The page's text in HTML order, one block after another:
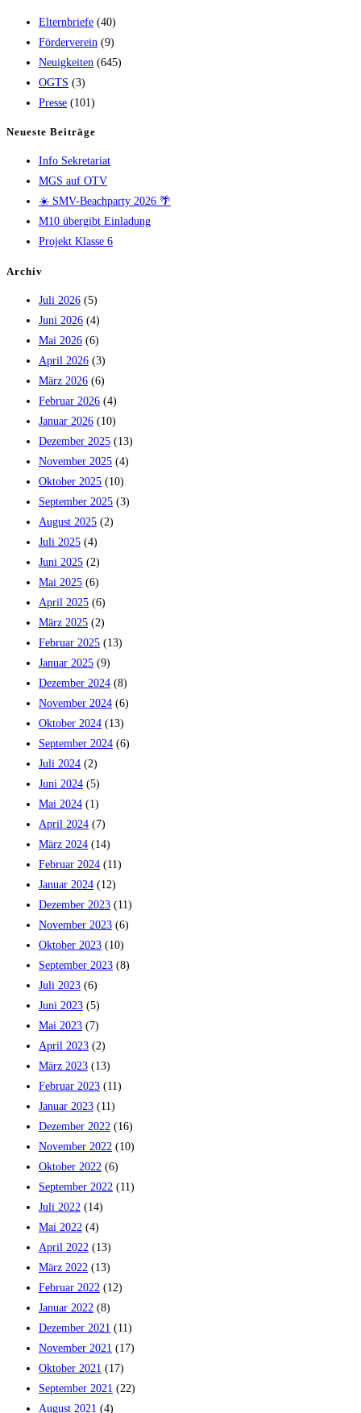
Elternbriefe (40)
Förderverein (9)
Neuigkeiten (645)
OGTS (3)
Presse (101)
Neueste Beiträge
Info Sekretariat
MGS auf OTV
☀️ SMV-Beachparty 2026 🌴
M10 übergibt Einladung
Projekt Klasse 6
Archiv
Juli 2026 (5)
Juni 2026 (4)
Mai 2026 (6)
April 2026 (3)
März 2026 (6)
Februar 2026 (4)
Januar 2026 (10)
Dezember 2025 (13)
November 2025 (4)
Oktober 2025 (10)
September 2025 (3)
August 2025 (2)
Juli 2025 (4)
Juni 2025 (2)
Mai 2025 (6)
April 2025 (6)
März 2025 (2)
Februar 2025 (13)
Januar 2025 (9)
Dezember 2024 (8)
November 2024 (6)
Oktober 2024 (13)
September 2024 (6)
Juli 2024 (2)
Juni 2024 (5)
Mai 2024 (1)
April 2024 (7)
März 2024 (14)
Februar 2024 (11)
Januar 2024 (12)
Dezember 2023 (11)
November 2023 (6)
Oktober 2023 (10)
September 2023 (8)
Juli 2023 (6)
Juni 2023 (5)
Mai 2023 (7)
April 2023 (2)
März 2023 (13)
Februar 2023 (11)
Januar 2023 (11)
Dezember 2022 (16)
November 2022 (10)
Oktober 2022 (6)
September 2022 (11)
Juli 2022 (14)
Mai 2022 (4)
April 2022 (13)
März 2022 (13)
Februar 2022 (12)
Januar 2022 (8)
Dezember 2021 (11)
November 2021 (17)
Oktober 2021 (17)
September 2021 (22)
August 2021 (4)